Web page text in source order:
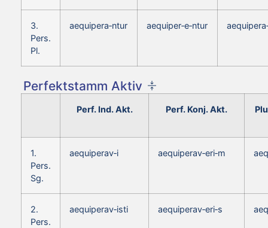
3.
Pers.
Pl.
aequipera‑ntur aequiper‑e‑ntur
Perfektstamm Aktiv
Perf. Ind. Akt. Perf. Konj. Akt.
1.
Pers.
Sg.
aequiperav‑i aequiperav‑eri‑m
2.
Pers.
aequiperav‑isti aequiperav‑eri‑s